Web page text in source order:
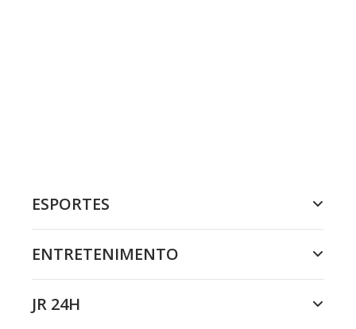
ESPORTES
ENTRETENIMENTO
JR 24H